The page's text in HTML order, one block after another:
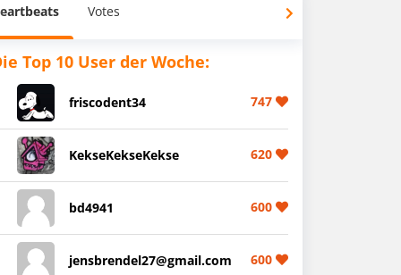
Votes
Top 10 User der Woche:
friscodent34 747
KekseKekseKekse 620
bd4941 600
jensbrendel27@gmail.com 600